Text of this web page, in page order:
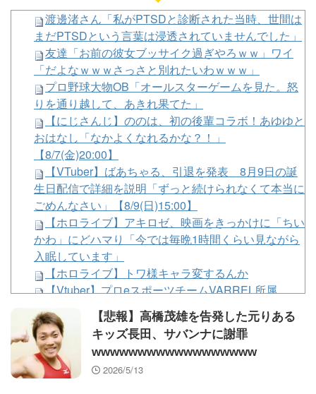
渡邊渚さん「私がPTSDと診断された当時、世間は
まだPTSDという言葉は浸透されていませんでした」
友達「お前の彼女ブッサイク過ぎやろｗｗ」ワイ
「だよなｗｗｗさっさと別れたいわｗｗｗ」
プロ野球大物OB「オールスターゲームを見た。怒
りを通り越して、あきれ果てた」
【にじさんじ】ののは、初の後輩コラボ！あゆゆと
おはなし「なかよくなれるかな？！」
【8/7(金)20:00】
【VTuber】ばあちゃる、引退を発表 8月9日の誕
生日配信で詳細を説明「ずっと続けられなくて本当に
ごめんなさい」【8/9(日)15:00】
【ホロライブ】アキロゼ、映画をきっかけに「ちい
かわ」にどハマり「今では毎晩1時間くらい見ながら
入眠しています」
【ホロライブ】トワ様キャラ変するんか
【Vtuber】プロeスポーツチームVARREL所属
AITuber「LUMA」がデビュー。
【学マス】ラプラス・ダークネス「オススメの悪役
令嬢物教えてください」トルソー民「令嬢か知らんが
嫌われ者の悪役ならいくらでも鏡で見れるやん😁」
ジャンポケ斎藤「性行為の許諾は取ったことありま
【悲報】高橋茂雄を告発した元りある
キッズ長田、サバンナに謝罪
wwwwwwwwwwwwwwwwww
2026/5/13